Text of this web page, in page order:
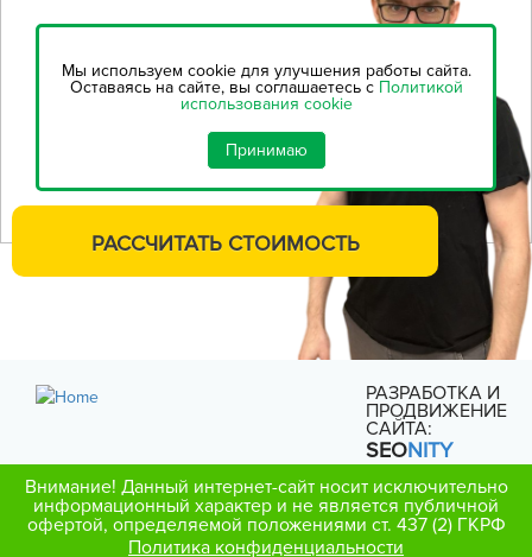
Воспользуйтесь нашим
онлайн-калькулятором,
рассчитать стоимость
РАССЧИТАТЬ СТОИМОСТЬ
РАЗРАБОТКА И
ПРОДВИЖЕНИЕ
САЙТА:
SEONITY
Внимание! Данный интернет-сайт носит исключительно
информационный характер и не является публичной
офертой, определяемой положениями ст. 437 (2) ГКРФ
Политика конфиденциальности
Мы используем cookie для улучшения работы сайта.
Оставаясь на сайте, вы соглашаетесь с Политикой
использования cookie
Принимаю